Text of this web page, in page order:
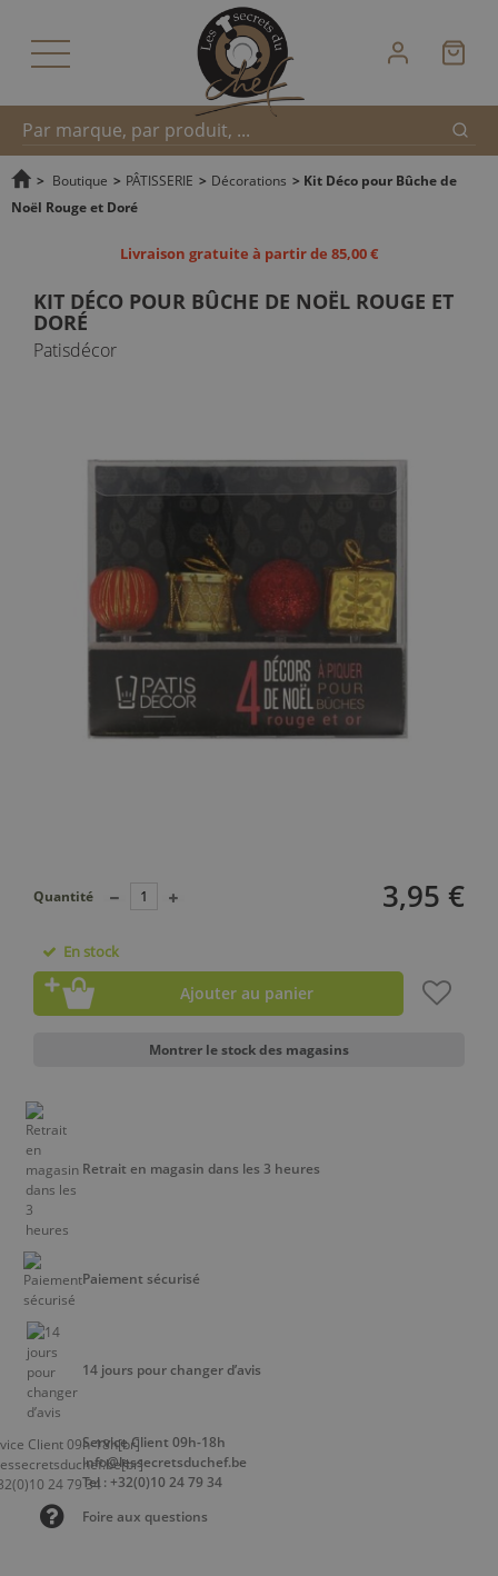
Recherche
> Boutique > PÂTISSERIE > Décorations > Kit Déco pour Bûche de
Noël Rouge et Doré
Livraison gratuite à partir de 85,00 €
KIT DÉCO POUR BÛCHE DE NOËL ROUGE ET
DORÉ
Patisdécor
3,95 €
Quantité
En stock
Ajouter au panier
Montrer le stock des magasins
Retrait en magasin dans les 3 heures
Paiement sécurisé
14 jours pour changer d’avis
Service Client 09h-18h
info@lessecretsduchef.be
Tel : +32(0)10 24 79 34
Foire aux questions